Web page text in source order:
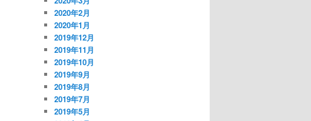
2020年2月
2020年1月
2019年12月
2019年11月
2019年10月
2019年9月
2019年8月
2019年7月
2019年5月